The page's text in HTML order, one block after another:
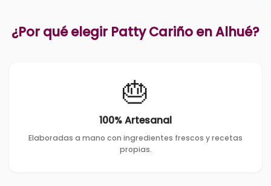
¿Por qué elegir Patty Cariño enAlhué?
🎂
100% Artesanal
Elaboradas a mano con ingredientes frescos y recetas
propias.